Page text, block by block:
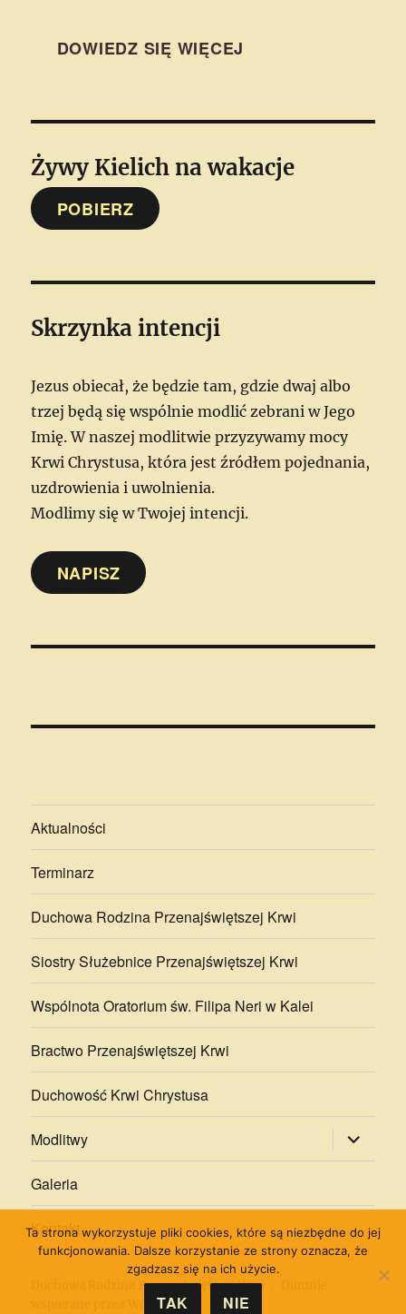
DOWIEDZ SIĘ WIĘCEJ
Żywy Kielich na wakacje
POBIERZ
Skrzynka intencji
Jezus obiecał, że będzie tam, gdzie dwaj albo
trzej będą się wspólnie modlić zebrani w Jego
Imię. W naszej modlitwie przyzywamy mocy
Krwi Chrystusa, która jest źródłem pojednania,
uzdrowienia i uwolnienia.
Modlimy się w Twojej intencji.
NAPISZ
Aktualności
Terminarz
Duchowa Rodzina Przenajświętszej Krwi
Siostry Służebnice Przenajświętszej Krwi
Wspólnota Oratorium św. Filipa Neri w Kalei
Bractwo Przenajświętszej Krwi
Duchowość Krwi Chrystusa
Modlitwy rozwiń
menu
potomne
Galeria
Kontakt
Duchowa Rodzina Przenajświętszej Krwi
wspierane przez WordPress
Ta strona wykorzystuje pliki cookies, które są niezbędne do jej
funkcjonowania. Dalsze korzystanie ze strony oznacza, że
zgadzasz się na ich użycie.
TAK NIE